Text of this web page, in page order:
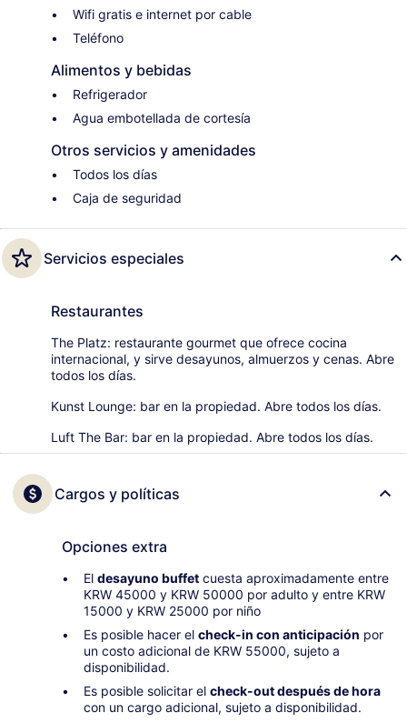
Wifi gratis e internet por cable
Teléfono
Alimentos y bebidas
Refrigerador
Agua embotellada de cortesía
Otros servicios y amenidades
Todos los días
Caja de seguridad
Servicios especiales
Restaurantes
The Platz: restaurante gourmet que ofrece cocina
internacional, y sirve desayunos, almuerzos y cenas. Abre
todos los días.
Kunst Lounge: bar en la propiedad. Abre todos los días.
Luft The Bar: bar en la propiedad. Abre todos los días.
Cargos y políticas
Opciones extra
El desayuno buffet cuesta aproximadamente entre
KRW 45000 y KRW 50000 por adulto y entre KRW
15000 y KRW 25000 por niño
Es posible hacer el check-in con anticipación por
un costo adicional de KRW 55000, sujeto a
disponibilidad.
Es posible solicitar el check-out después de hora
con un cargo adicional, sujeto a disponibilidad.